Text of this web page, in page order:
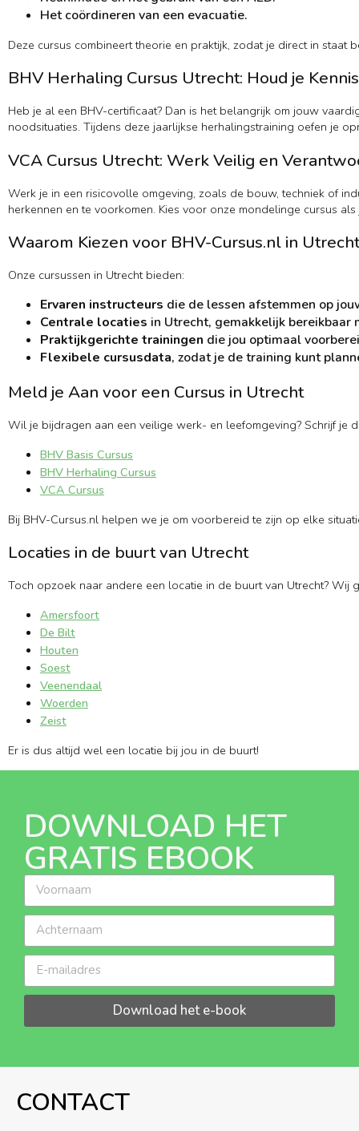
Het coördineren van een evacuatie.
Deze cursus combineert theorie en praktijk, zodat je direct in
BHV Herhaling Cursus Utrecht: Houd je
Heb je al een BHV-certificaat? Dan is het belangrijk om jouw
noodsituaties. Tijdens deze jaarlijkse herhalingstraining oefen je
VCA Cursus Utrecht: Werk Veilig en
Werk je in een risicovolle omgeving, zoals de bouw, techniek of
herkennen en te voorkomen. Kies voor onze mondelinge cursus
Waarom Kiezen voor BHV-Cursus.nl in
Onze cursussen in Utrecht bieden:
Ervaren instructeurs die de lessen afstemmen op
Centrale locaties in Utrecht, gemakkelijk bereikbaar
Praktijkgerichte trainingen die jou optimaal
Flexibele cursusdata, zodat je de training kunt
Meld je Aan voor een Cursus in Utrecht
Wil je bijdragen aan een veilige werk- en leefomgeving? Schrijf je
BHV Basis Cursus
BHV Herhaling Cursus
VCA Cursus
Bij BHV-Cursus.nl helpen we je om voorbereid te zijn op elke
Locaties in de buurt van Utrecht
Toch opzoek naar andere een locatie in de buurt van Utrecht? Wij
Amersfoort
De Bilt
Houten
Soest
Veenendaal
Woerden
Zeist
Er is dus altijd wel een locatie bij jou in de buurt!
DOWNLOAD HET
GRATIS EBOOK
Download het e-book
CONTACT